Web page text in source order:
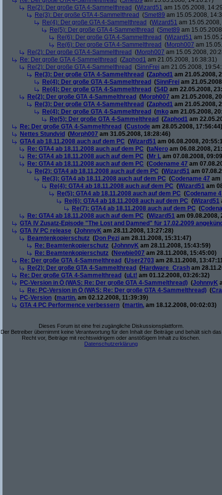
Re(2): Der große GTA 4-Sammelthread (Wizard51 am 15.05.2008,
Re(3): Der große GTA 4-Sammelthread (Smet89 am 15.05.2008,
Re(4): Der große GTA 4-Sammelthread (Wizard51 am
Re(5): Der große GTA 4-Sammelthread (Smet89 am
Re(6): Der große GTA 4-Sammelthread (Wizard51 am
Re(6): Der große GTA 4-Sammelthread (Morph007 am
Re(2): Der große GTA 4-Sammelthread (Morph007 am 15.05.2008,
Re: Der große GTA 4-Sammelthread (Zaphod1 am 21.05.2008, 16:38:31)
Re(2): Der große GTA 4-Sammelthread (SinnFrei am 21.05.2008,
Re(3): Der große GTA 4-Sammelthread (Zaphod1 am 21.05.2008,
Re(4): Der große GTA 4-Sammelthread (SinnFrei am
Re(4): Der große GTA 4-Sammelthread (S4D am 22.05.2008,
Re(2): Der große GTA 4-Sammelthread (Morph007 am 21.05.2008,
Re(3): Der große GTA 4-Sammelthread (Zaphod1 am 21.05.2008,
Re(4): Der große GTA 4-Sammelthread (mko am 21.05.2008,
Re(5): Der große GTA 4-Sammelthread (Zaphod1 am
Re: Der große GTA 4-Sammelthread (Custode am 28.05.2008, 17:56:44)
Nettes Stundvid (Morph007 am 31.05.2008, 18:28:46)
GTA4 ab 18.11.2008 auch auf dem PC (Wizard51 am 06.08.2008,
Re: GTA4 ab 18.11.2008 auch auf dem PC (taNero am 06.08.2008,
Re: GTA4 ab 18.11.2008 auch auf dem PC (Mr L am 07.08.2008,
Re: GTA4 ab 18.11.2008 auch auf dem PC (Codename 47 am
Re(2): GTA4 ab 18.11.2008 auch auf dem PC (Wizard51 am
Re(3): GTA4 ab 18.11.2008 auch auf dem PC (Codename 47 am
Re(4): GTA4 ab 18.11.2008 auch auf dem PC (Wizard51 am
Re(5): GTA4 ab 18.11.2008 auch auf dem PC (Codename
Re(6): GTA4 ab 18.11.2008 auch auf dem PC (Wizard51
Re(7): GTA4 ab 18.11.2008 auch auf dem PC (
Re: GTA4 ab 18.11.2008 auch auf dem PC (Wizard51 am 09.08.2008,
GTA IV Zusatz-Episode "The Lost and Damned" für 17.02.2009
GTA IV PC release (JohnnyK am 28.11.2008, 13:27:28)
Beamtenkopierschutz (Don Pezi am 28.11.2008, 15:31:47)
Re: Beamtenkopierschutz (JohnnyK am 28.11.2008, 15:43:59)
Re: Beamtenkopierschutz (Newbie007 am 28.11.2008, 15:45:00)
Re: Der große GTA 4-Sammelthread (User2703 am 28.11.2008,
Re(2): Der große GTA 4-Sammelthread (Hardware_Crash am
Re: Der große GTA 4-Sammelthread (uLt! am 01.12.2008, 03:26:32)
PC-Version in Ö (WAS: Re: Der große GTA 4-Sammelthread) (JohnnyK
Re: PC-Version in Ö (WAS: Re: Der große GTA 4-Sammelthread) (
PC-Version (martin. am 02.12.2008, 11:39:39)
GTA 4 PC Performence verbessern (martin. am 18.12.2008, 00:02:03)
Dieses Forum ist eine frei zugängliche Diskussionsplattform.
Der Betreiber übernimmt keine Verantwortung für den Inhalt der Beiträge und behält sich das
Recht vor, Beiträge mit rechtswidrigem oder anstößigem Inhalt zu löschen.
Datenschutzerklärung